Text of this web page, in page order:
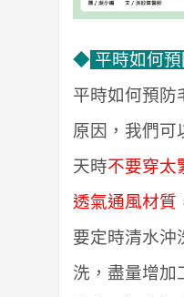
◆ 平時如何
平時如何預防
原因，我們可
天時不要穿太
透氣通風材質
要定時清水沖
洗，盡量增加